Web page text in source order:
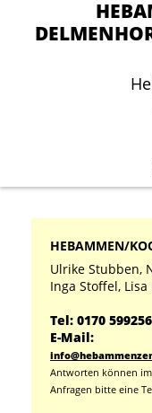
HEBAMMEN/
Ulrike Stubben,
Inga Stoffel,
Tel: 0170
E-Mail:
Antworten können
Anfragen bitte eine